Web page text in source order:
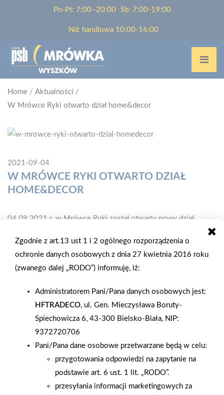
Pn-Pt: 7:00–20:00 Sb: 7:00-19:00
Nd: handlowa 10:00-16:00
Home / Aktualności /
W Mrówce Ryki otwarto dział home&decor
2021-09-04
W MRÓWCE RYKI OTWARTO DZIAŁ
HOME&DECOR
04.09.2021 r. w Mrówce Ryki został otwarty nowy dział
„home&deco” znacząco poszerzał ofertę Mrówki.
Pomysłodawcą nowego konceptu byli właściciele firmy VIO-
MAC, Leszek i Maciek Smolarek , którzy chcieli stworzyć
Zgodnie z art.13 ust 1 i 2 ogólnego rozporządzenia o
ochronie danych osobowych z dnia 27 kwietnia 2016 roku
(zwanego dalej „RODO”) informuję, iż:
Administratorem Pani/Pana danych osobowych jest:
HFTRADECO, ul. Gen. Mieczysława Boruty-
Spiechowicza 6, 43-300 Bielsko-Biała, NIP:
9372720706
Pani/Pana dane osobowe przetwarzane będą w celu:
przygotowania odpowiedzi na zapytanie na
podstawie art. 6 ust. 1 lit. „RODO”.
przesyłania informacji marketingowych za